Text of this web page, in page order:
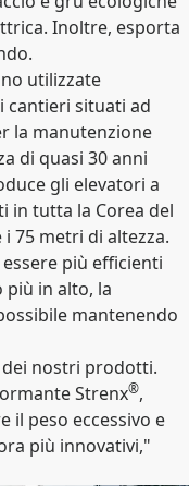
Inoltre, esporta
utilizzate
cantieri situati ad
la manutenzione
di quasi 30 anni
gli elevatori a
in tutta la Corea del
75 metri di altezza.
più efficienti
più in alto, la
mantenendo
nostri prodotti.
Strenx®,
il peso eccessivo e
più innovativi,"